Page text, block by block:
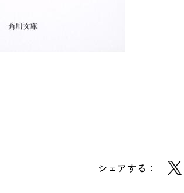
シェアする：